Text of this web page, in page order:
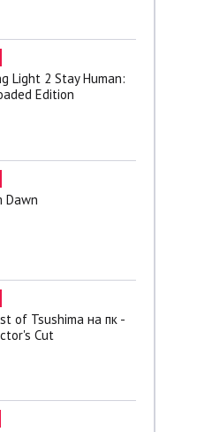
Light 2 Stay Human:
Edition
Dawn
of Tsushima на пк -
Cut